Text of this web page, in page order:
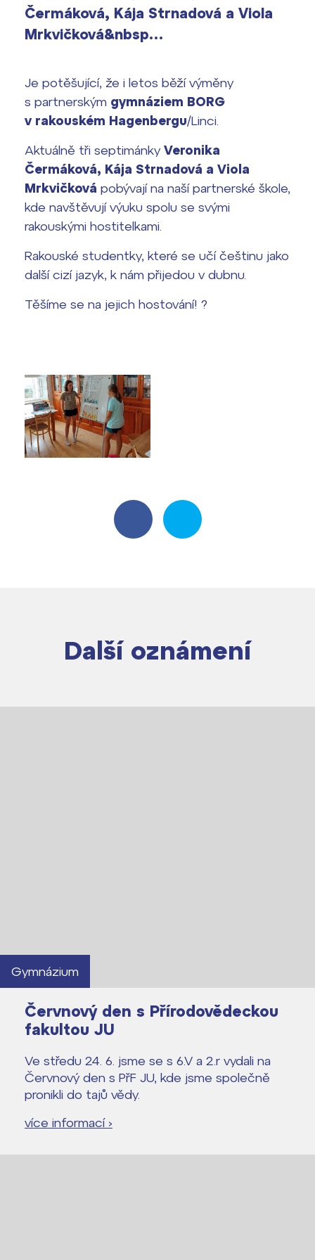
Výsledky 1. kola přijímacího řízení
2026/2027
Maturitní zkoušky
Europass
FOCUSing
Zahraniční stipendia
ČAG studentský
Maturitní témata
Pomoc! Mám problém!
vyhledávání
Čermáková, Kája Strnadová a Viola
Mrkvičková&nbsp…
Je potěšující, že i letos běží výměny
s partnerským gymnáziem BORG
v rakouském Hagenbergu/Linci.
Aktuálně tři septimánky Veronika
Čermáková, Kája Strnadová a Viola
Mrkvičková pobývají na naší partnerské škole,
kde navštěvují výuku spolu se svými
rakouskými hostitelkami.
Rakouské studentky, které se učí češtinu jako
další cizí jazyk, k nám přijedou v dubnu.
Těšíme se na jejich hostování! ?
Další oznámení
Gymnázium
Červnový den s Přírodovědeckou
fakultou JU
Ve středu 24. 6. jsme se s 6.V a 2.r vydali na
Červnový den s PřF JU, kde jsme společně
pronikli do tajů vědy.
více informací ›